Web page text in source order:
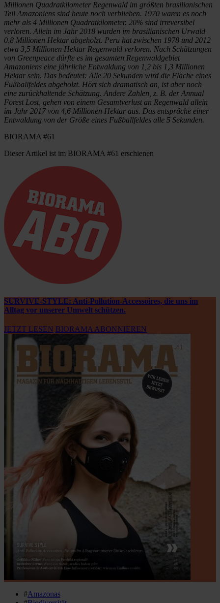
Millionen Quadratkilometer Regenwald im größten brasilianischen
Teil Amazoniens sind heute noch verblieben. 1970 waren es noch
mehr als 4 Millionen Quadratkilometer. 20% sind irreversibel
verloren. Allein im Jahr 2018 wurden im brasilianischen Urwald
0,8 Millionen Hektar abgeholzt. Peru hat zwischen 1978 und 2012
etwa 3,5 Millionen Hektar Regenwald verloren. Nach Schätzungen
von Greenpeace dürfte es im gesamten Regenwaldgebiet
Amazoniens eine jährliche Entwaldung von 1,2 bis 1,3 Millionen
Hektar sein. Das bedeutet: Alle 20 Sekunden wird die Fläche eines
Fußballfeldes abgeholzt. Hört sich dramatisch an, ist aber noch
eine zurückhaltende Schätzung. Andere Zahlen, z. B. der Annual
Forest Lost, gehen von einem Gesamtverlust an Regenwald allein
im Jahr 2017 von 4,6 Millionen Hektar aus. Das entspräche einer
Entwaldung von der Größe eines Fußballfeldes alle 5 Sekunden.
BIORAMA #61
Dieser Artikel ist im BIORAMA #61 erschienen
SURVIVE-STYLE: Anti-Pollution-Accessoires, die uns im
Alltag vor unserer Umwelt schützen.
JETZT LESEN BIORAMA ABONNIEREN
#Amazonas